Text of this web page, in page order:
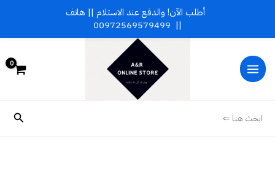
المحتوى
ابحث هنا ⇐
أطلب الآن! والدفع عند الاستلام || هاتف
||
00972569579499